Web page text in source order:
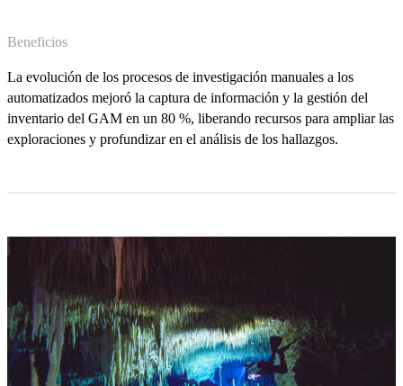
Beneficios
La evolución de los procesos de investigación manuales a los
automatizados mejoró la captura de información y la gestión del
inventario del GAM en un 80 %, liberando recursos para ampliar las
exploraciones y profundizar en el análisis de los hallazgos.